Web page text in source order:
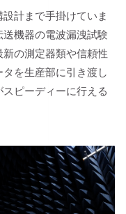
計まで手掛けていま
機器の電波漏洩試験
の測定器類や信頼性
を生産部に引き渡し
ピーディーに行える